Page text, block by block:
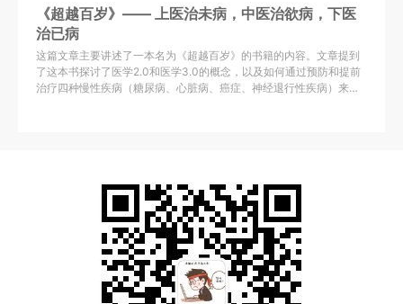
《超越百岁》—— 上医治未病，中医治欲病，下医
治已病
这篇文章主要讲述了一本名为《超越百岁》的书籍的内容。文章提到
了这本书探讨了医学2.0和医学3.0的概念，以及如何通过预防和提前
治疗四种慢性疾病（糖尿病、心脏病、癌症、神经退行性疾病）来延